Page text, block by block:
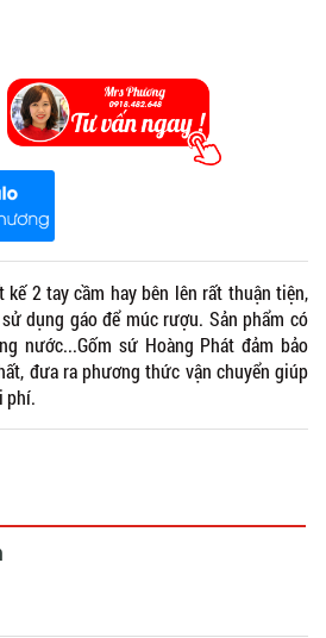
kế 2 tay cầm hay bên lên rất thuận tiện,
dụng gáo để múc rượu. Sản phẩm có
nước...Gốm sứ Hoàng Phát đảm bảo
đưa ra phương thức vận chuyển giúp
phí.